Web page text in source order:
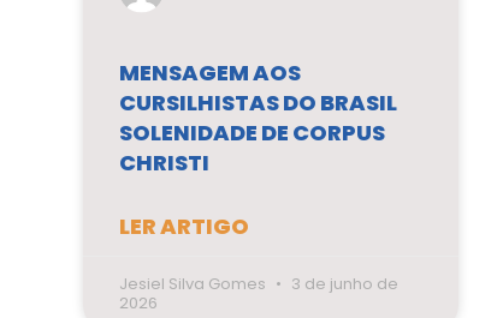
MENSAGEM AOS
CURSILHISTAS DO BRASIL
SOLENIDADE DE CORPUS
CHRISTI
LER ARTIGO
Jesiel Silva Gomes
3 de junho de
2026